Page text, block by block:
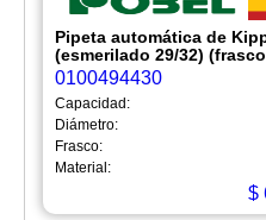
Pipeta automática de
(esmerilado 29/32)
0100494430
Capacidad:
Diámetro:
Frasco:
Material:
$